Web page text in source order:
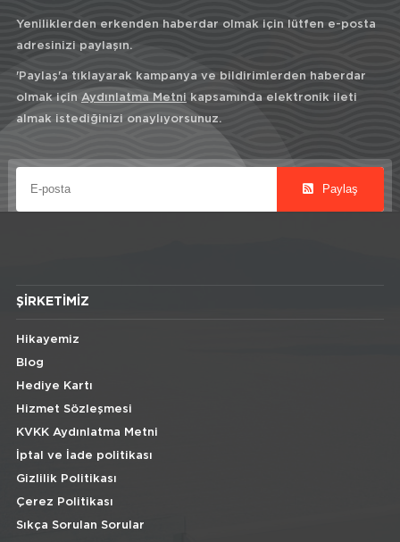
Yeniliklerden erkenden haberdar olmak için lütfen e-posta
adresinizi paylaşın.
'Paylaş'a tıklayarak kampanya ve bildirimlerden haberdar
olmak için Aydınlatma Metni kapsamında elektronik ileti
almak istediğinizi onaylıyorsunuz.
Paylaş
ŞIRKETIMIZ
Hikayemiz
Blog
Hediye Kartı
Hizmet Sözleşmesi
KVKK Aydınlatma Metni
İptal ve İade politikası
Gizlilik Politikası
Çerez Politikası
Sıkça Sorulan Sorular